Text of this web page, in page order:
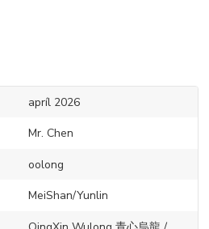
apríl 2026
Mr. Chen
oolong
MeiShan/Yunlin